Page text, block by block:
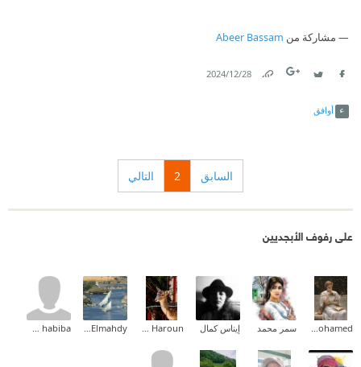
مشاركة من Abeer Bassam
28‏/12‏/2024
أوافق
السابق 2 التالي
على رفوف الأبجديين
Aliaa Mohamed سمر محمد إيناس كمال Amal Idris Haroun
Eman Elmahdy
om habiba